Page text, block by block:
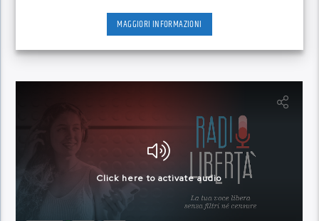
MAGGIORI INFORMAZIONI